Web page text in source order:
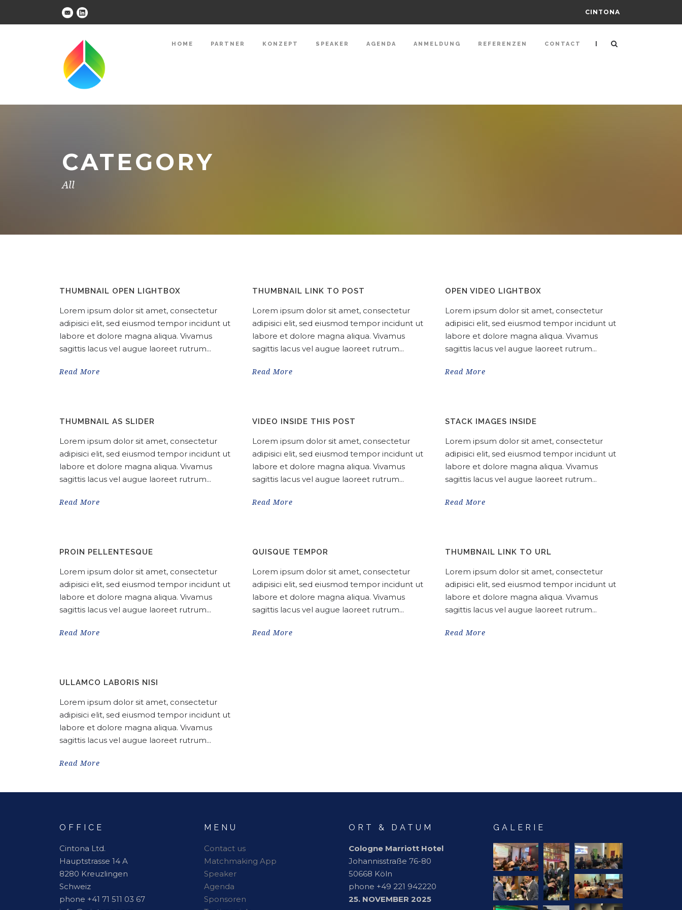
CINTONA
HOME PARTNER KONZEPT SPEAKER AGENDA ANMELDUNG REFERENZEN CONTACT |
CATEGORY
All
THUMBNAIL OPEN LIGHTBOX
Lorem ipsum dolor sit amet, consectetur
adipisici elit, sed eiusmod tempor incidunt ut
labore et dolore magna aliqua. Vivamus
sagittis lacus vel augue laoreet rutrum...
Read More
THUMBNAIL LINK TO POST
Lorem ipsum dolor sit amet, consectetur
adipisici elit, sed eiusmod tempor incidunt ut
labore et dolore magna aliqua. Vivamus
sagittis lacus vel augue laoreet rutrum...
Read More
OPEN VIDEO LIGHTBOX
Lorem ipsum dolor sit amet, consectetur
adipisici elit, sed eiusmod tempor incidunt ut
labore et dolore magna aliqua. Vivamus
sagittis lacus vel augue laoreet rutrum...
Read More
THUMBNAIL AS SLIDER
Lorem ipsum dolor sit amet, consectetur
adipisici elit, sed eiusmod tempor incidunt ut
labore et dolore magna aliqua. Vivamus
sagittis lacus vel augue laoreet rutrum...
Read More
VIDEO INSIDE THIS POST
Lorem ipsum dolor sit amet, consectetur
adipisici elit, sed eiusmod tempor incidunt ut
labore et dolore magna aliqua. Vivamus
sagittis lacus vel augue laoreet rutrum...
Read More
STACK IMAGES INSIDE
Lorem ipsum dolor sit amet, consectetur
adipisici elit, sed eiusmod tempor incidunt ut
labore et dolore magna aliqua. Vivamus
sagittis lacus vel augue laoreet rutrum...
Read More
PROIN PELLENTESQUE
Lorem ipsum dolor sit amet, consectetur
adipisici elit, sed eiusmod tempor incidunt ut
labore et dolore magna aliqua. Vivamus
sagittis lacus vel augue laoreet rutrum...
Read More
QUISQUE TEMPOR
Lorem ipsum dolor sit amet, consectetur
adipisici elit, sed eiusmod tempor incidunt ut
labore et dolore magna aliqua. Vivamus
sagittis lacus vel augue laoreet rutrum...
Read More
THUMBNAIL LINK TO URL
Lorem ipsum dolor sit amet, consectetur
adipisici elit, sed eiusmod tempor incidunt ut
labore et dolore magna aliqua. Vivamus
sagittis lacus vel augue laoreet rutrum...
Read More
ULLAMCO LABORIS NISI
Lorem ipsum dolor sit amet, consectetur
adipisici elit, sed eiusmod tempor incidunt ut
labore et dolore magna aliqua. Vivamus
sagittis lacus vel augue laoreet rutrum...
Read More
OFFICE
Cintona Ltd.
Hauptstrasse 14 A
8280 Kreuzlingen
Schweiz
phone +41 71 511 03 67
MENU
Contact us
Matchmaking App
Speaker
Agenda
Sponsoren
ORT & DATUM
Cologne Marriott Hotel
Johannisstraße 76-80
50668 Köln
phone +49 221 942220
25. NOVEMBER 2025
GALERIE